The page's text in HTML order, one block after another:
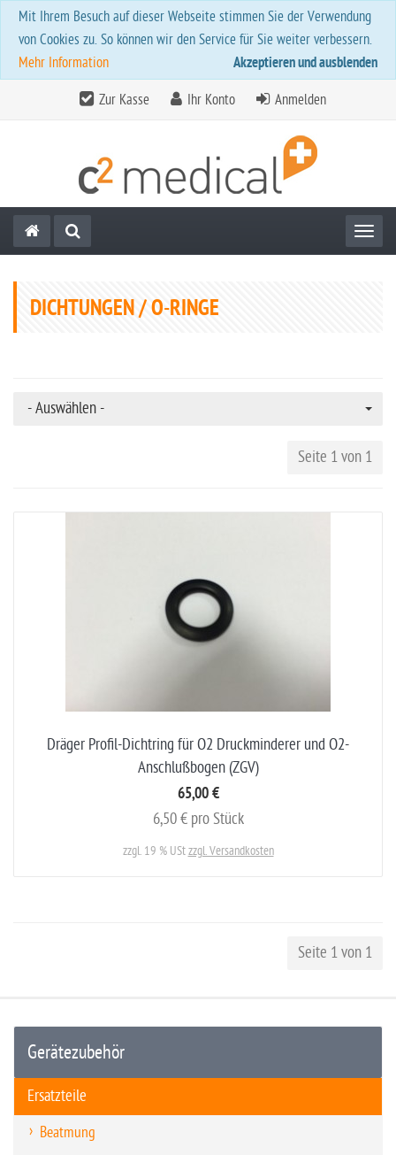
Mit Ihrem Besuch auf dieser Webseite stimmen Sie der Verwendung
von Cookies zu. So können wir den Service für Sie weiter verbessern.
Mehr Information
Akzeptieren und ausblenden
Zur Kasse Ihr Konto Anmelden
DICHTUNGEN / O-RINGE
- Auswählen -
Seite 1 von 1
Dräger Profil-Dichtring für O2 Druckminderer und O2-
Anschlußbogen (ZGV)
65,00 €
6,50 € pro Stück
zzgl. 19 % UStzzgl. Versandkosten
Seite 1 von 1
Gerätezubehör
Ersatzteile
Beatmung